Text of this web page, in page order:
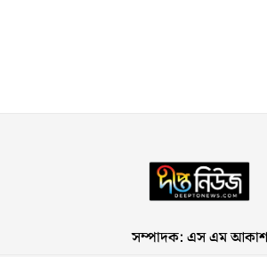
সম্পাদক: এস এম আকাশ